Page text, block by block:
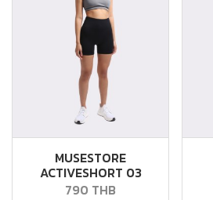
MUSESTORE
ACTIVESHORT 03
790 THB